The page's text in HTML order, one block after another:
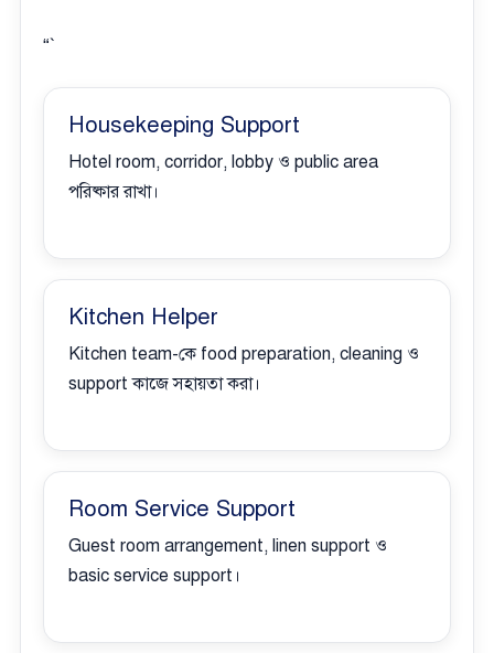
“`
Housekeeping Support
Hotel room, corridor, lobby ও public area
পরিষ্কার রাখা।
Kitchen Helper
Kitchen team-কে food preparation, cleaning ও
support কাজে সহায়তা করা।
Room Service Support
Guest room arrangement, linen support ও
basic service support।